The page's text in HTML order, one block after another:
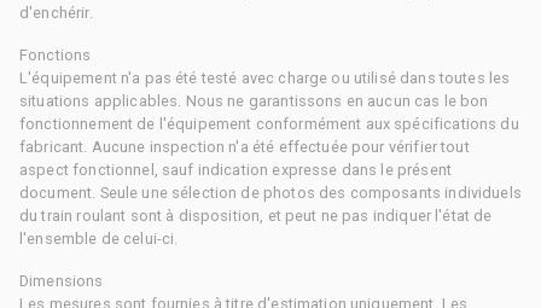
d'enchérir.
Fonctions
L'équipement n'a pas été testé avec charge ou utilisé dans toutes les
situations applicables. Nous ne garantissons en aucun cas le bon
fonctionnement de l'équipement conformément aux spécifications du
fabricant. Aucune inspection n'a été effectuée pour vérifier tout
aspect fonctionnel, sauf indication expresse dans le présent
document. Seule une sélection de photos des composants individuels
du train roulant sont à disposition, et peut ne pas indiquer l'état de
l'ensemble de celui-ci.
Dimensions
Les mesures sont fournies à titre d'estimation uniquement. Les